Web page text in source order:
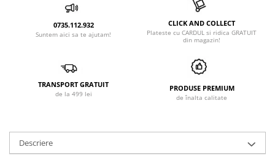
0735.112.932
Suntem aici sa te ajutam!
CLICK AND COLLECT
Plateste cu CARDUL si ridica GRATUIT
din magazin!
TRANSPORT GRATUIT
de la 499 lei
PRODUSE PREMIUM
de înalta calitate
Descriere